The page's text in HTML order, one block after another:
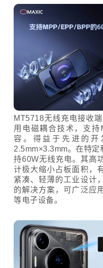
MT5718无线充电接收
用电磁耦合技术，支
容。得益于先进的开
2.5mm×3.3mm。在特
持60W无线充电。其高
计极大缩小占板面积，
紧凑、轻薄的工业设计
的解决方案，可广泛应
等电子设备。